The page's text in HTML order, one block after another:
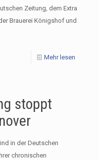
Zeitung, dem Extra
Brauerei Königshof und
Mehr lesen
stoppt
in der Deutschen
chronischen